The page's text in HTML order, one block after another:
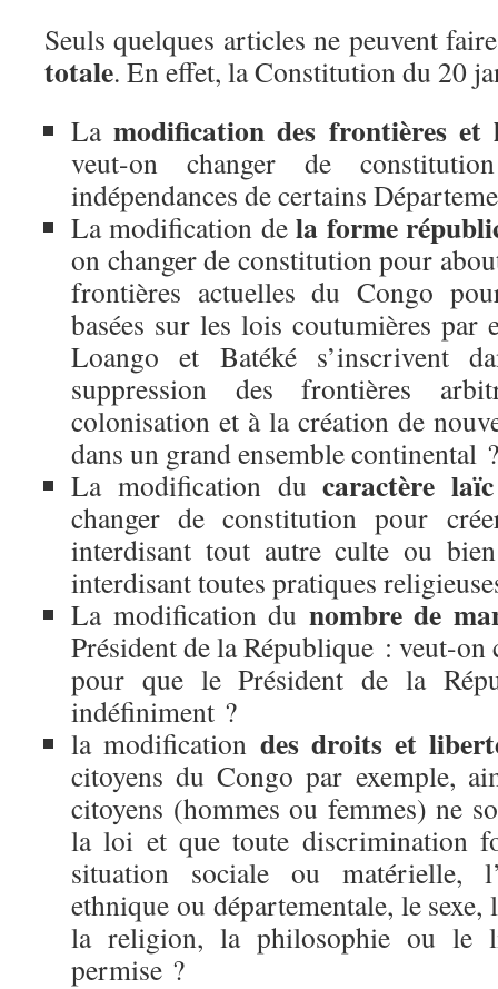
Seuls quelques articles ne peuvent
totale. En effet, la Constitution du 20
Lamodification des frontières
veut-on changer de
indépendances de certains
La modification dela forme
on changer de constitution pour
frontières actuelles du Congo
basées sur les lois coutumières par
Loango et Batéké s’inscrivent
suppression des frontières
colonisation et à la création de
dans un grand ensemble continental ?
La modification ducaractère
changer de constitution pour
interdisant tout autre culte ou
interdisant toutes pratiques
La modification du nombre de
Président de la République : veut-on
pour que le Président de la
indéfiniment ?
la modification des droits et
citoyens du Congo par exemple,
citoyens (hommes ou femmes) ne
la loi et que toute discrimination
situation sociale ou matérielle,
ethnique ou départementale, le
la religion, la philosophie ou le
permise ?